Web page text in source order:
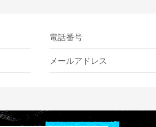
電話番号
メールアドレス